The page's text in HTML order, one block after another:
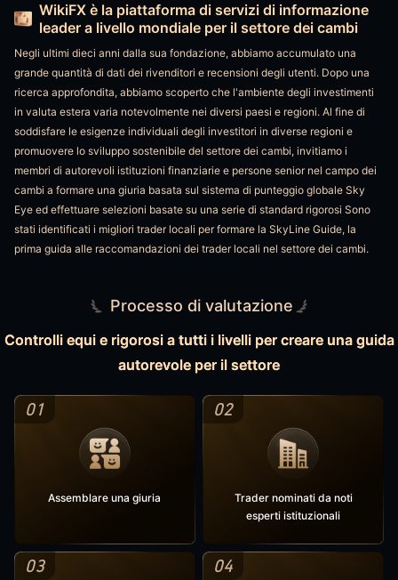
WikiFX è la piattaforma di servizi di informazione
leader a livello mondiale per il settore dei cambi
Negli ultimi dieci anni dalla sua fondazione, abbiamo accumulato una
grande quantità di dati dei rivenditori e recensioni degli utenti. Dopo una
ricerca approfondita, abbiamo scoperto che l'ambiente degli investimenti
in valuta estera varia notevolmente nei diversi paesi e regioni. Al fine di
soddisfare le esigenze individuali degli investitori in diverse regioni e
promuovere lo sviluppo sostenibile del settore dei cambi, invitiamo i
membri di autorevoli istituzioni finanziarie e persone senior nel campo dei
cambi a formare una giuria basata sul sistema di punteggio globale Sky
Eye ed effettuare selezioni basate su una serie di standard rigorosi Sono
stati identificati i migliori trader locali per formare la SkyLine Guide, la
prima guida alle raccomandazioni dei trader locali nel settore dei cambi.
Processo di valutazione
Controlli equi e rigorosi a tutti i livelli per creare una guida
autorevole per il settore
01
Assemblare una giuria
02
Trader nominati da noti
esperti istituzionali
03 04